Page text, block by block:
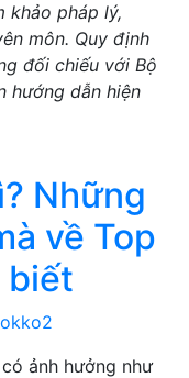
khảo pháp lý,
môn. Quy định
đối chiếu với Bộ
hướng dẫn hiện
Những
về Top
biết
có ảnh hưởng như